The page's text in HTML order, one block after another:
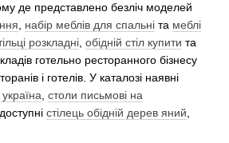
де представлено безліч моделей
, набір меблів для спальні та меблі
розкладні, обідній стіл купити та
готельно ресторанного бізнесу
і готелів. У каталозі наявні
україна, столи письмові на
стілець обідній дерев яний,